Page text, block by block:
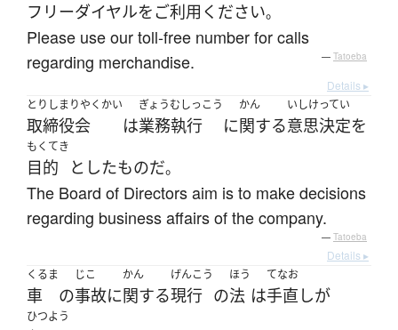
フリーダイヤルをご利用 ください。
Please use our toll-free number for calls
regarding merchandise.
— Tatoeba
Details ▸
とりしまりやくかい
取締役会 は
ぎょうむしっこう
業務執行 に
かん
関する
いしけってい
意思決定を
もくてき
目的 としたものだ。
The Board of Directors aim is to make decisions
regarding business affairs of the company.
— Tatoeba
Details ▸
くるま
車 の
じこ
事故に
かん
関する
げんこう
現行 の
ほう
法 は
てなお
手直しが
ひつよう